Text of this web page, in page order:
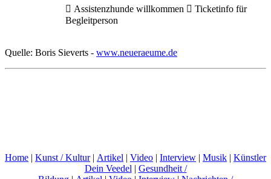
 Assistenzhunde willkommen  Ticketinfo für
Begleitperson
Quelle: Boris Sieverts - www.neueraeume.de
Home | Kunst / Kultur| Artikel | Video | Interview | Musik | Künstler
Dein Veedel | Gesundheit /